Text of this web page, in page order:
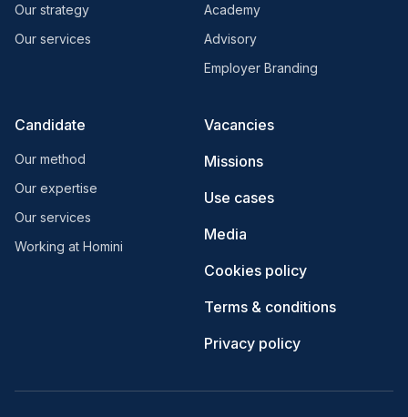
Our strategy
Our services
Academy
Advisory
Employer Branding
Candidate
Our method
Our expertise
Our services
Working at Homini
Vacancies
Missions
Use cases
Media
Cookies policy
Terms & conditions
Privacy policy